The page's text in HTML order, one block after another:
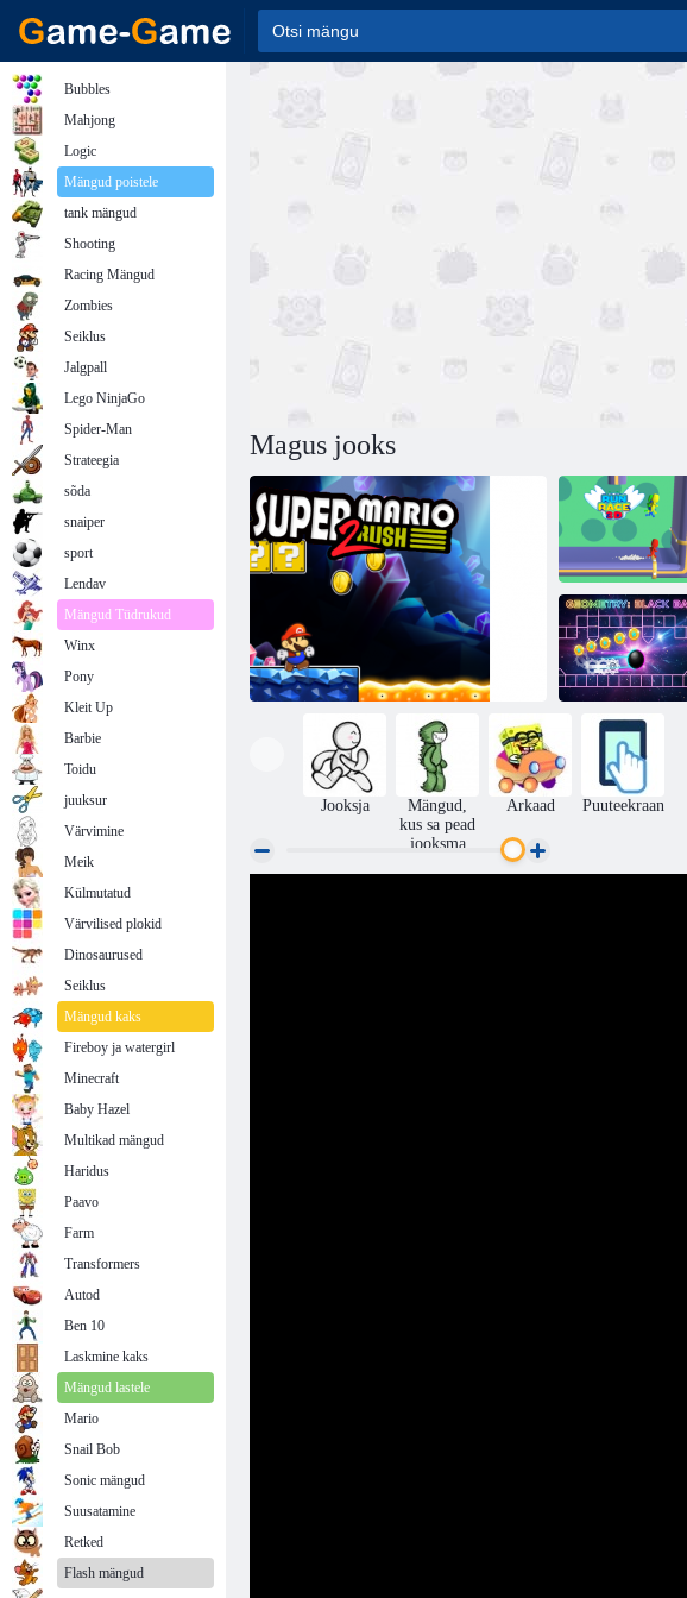
Magus jooks
Run Race 3D
Geomeetria:
must pall
Jooksja
Mängud,
kus sa pead
jooksma
Arkaad Puuteekraan
Bubbles
Mahjong
Logic
Mängud poistele
tank mängud
Shooting
Racing Mängud
Zombies
Seiklus
Jalgpall
Lego NinjaGo
Spider-Man
Strateegia
sõda
snaiper
sport
Lendav
Mängud Tüdrukud
Winx
Pony
Kleit Up
Barbie
Toidu
juuksur
Värvimine
Meik
Külmutatud
Värvilised plokid
Dinosaurused
Seiklus
Mängud kaks
Fireboy ja watergirl
Minecraft
Baby Hazel
Multikad mängud
Haridus
Paavo
Farm
Transformers
Autod
Ben 10
Laskmine kaks
Mängud lastele
Mario
Snail Bob
Sonic mängud
Suusatamine
Retked
Flash mängud